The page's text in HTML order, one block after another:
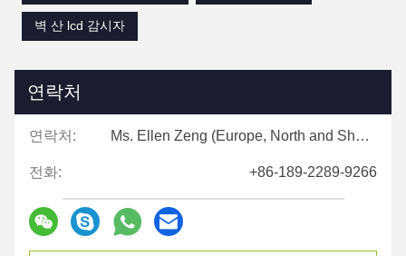
벽 산 lcd 감시자
연락처
연락처: Ms. Ellen Zeng (Europe, North and Shouth America)
전화: +86-189-2289-9266